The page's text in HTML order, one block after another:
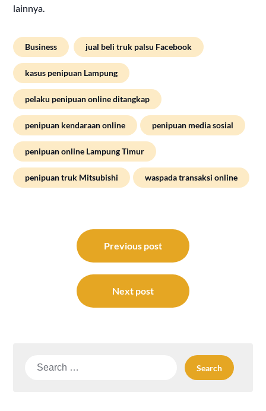
lainnya.
Business jual beli truk palsu Facebook
kasus penipuan Lampung
pelaku penipuan online ditangkap
penipuan kendaraan online penipuan media sosial
penipuan online Lampung Timur
penipuan truk Mitsubishi waspada transaksi online
navigation
Previous post
Next post
Search